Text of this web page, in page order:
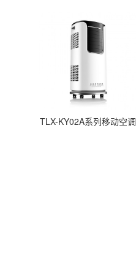
TLX-KY02A系列移动空调